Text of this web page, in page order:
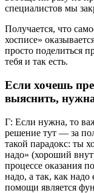
специалистов мы
Получается, что
хосписе»
просто поделиться
тебя и так есть.
Если хочешь
выяснить,
Г: Если нужна, то
решение тут — за
такой парадокс: ты
надо» (хороший
процессе оказания
надо, а так, как надо
помощи является